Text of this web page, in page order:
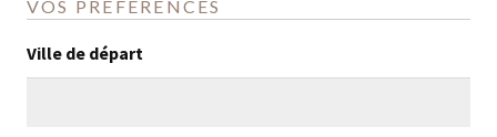
VOS PRÉFÉRENCES
Ville de départ